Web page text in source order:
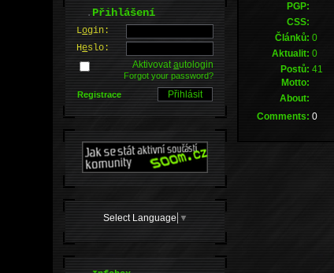
PGP:
CSS:
Článků:0
Aktualit:0
Postů:41
Motto:
About:
Comments:0
.Přihlášení
Login:
Heslo:
Aktivovatautologin
Forgot your password?
Registrace
Select Language ▼